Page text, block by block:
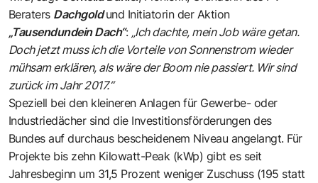
Beraters Dachgoldund Initiatorin der Aktion
„Tausendundein Dach“: „Ich dachte, mein Job wäre getan.
Doch jetzt muss ich die Vorteile von Sonnenstrom wieder
mühsam erklären, als wäre der Boom nie passiert. Wir sind
zurück im Jahr 2017.“
Speziell bei den kleineren Anlagen für Gewerbe- oder
Industriedächer sind die Investitionsförderungen des
Bundes auf durchaus bescheidenem Niveau angelangt. Für
Projekte bis zehn Kilowatt-Peak (kWp) gibt es seit
Jahresbeginn um 31,5 Prozent weniger Zuschuss (195 statt